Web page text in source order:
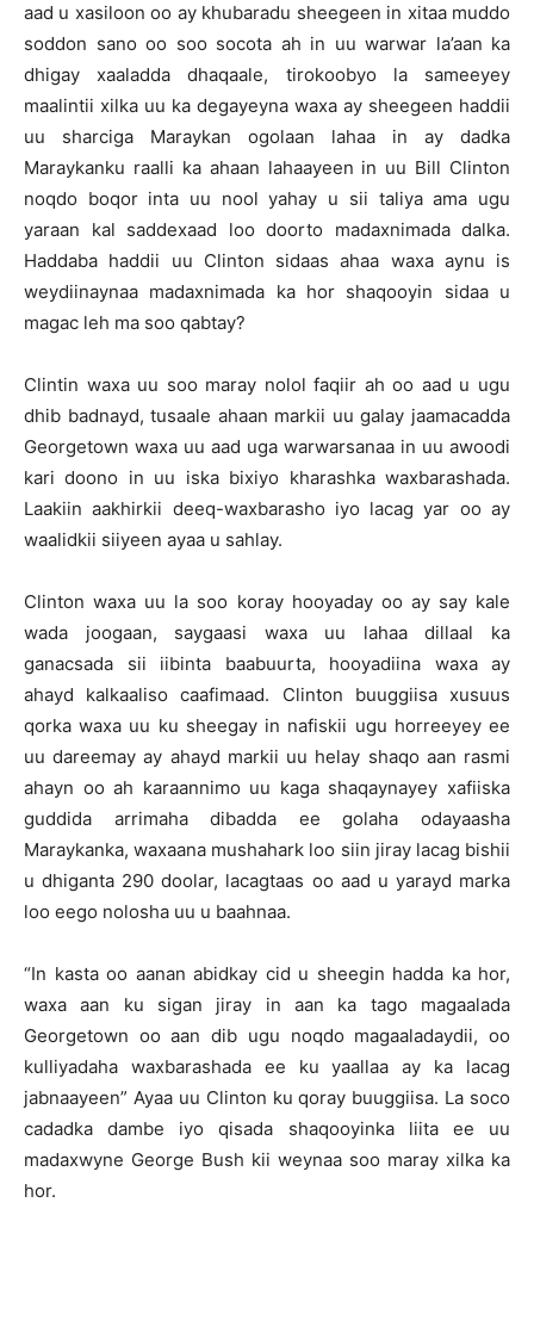
aad u xasiloon oo ay khubaradu sheegeen in xitaa muddo
soddon sano oo soo socota ah in uu warwar la’aan ka
dhigay xaaladda dhaqaale, tirokoobyo la sameeyey
maalintii xilka uu ka degayeyna waxa ay sheegeen haddii
uu sharciga Maraykan ogolaan lahaa in ay dadka
Maraykanku raalli ka ahaan lahaayeen in uu Bill Clinton
noqdo boqor inta uu nool yahay u sii taliya ama ugu
yaraan kal saddexaad loo doorto madaxnimada dalka.
Haddaba haddii uu Clinton sidaas ahaa waxa aynu is
weydiinaynaa madaxnimada ka hor shaqooyin sidaa u
magac leh ma soo qabtay?
Clintin waxa uu soo maray nolol faqiir ah oo aad u ugu
dhib badnayd, tusaale ahaan markii uu galay jaamacadda
Georgetown waxa uu aad uga warwarsanaa in uu awoodi
kari doono in uu iska bixiyo kharashka waxbarashada.
Laakiin aakhirkii deeq-waxbarasho iyo lacag yar oo ay
waalidkii siiyeen ayaa u sahlay.
Clinton waxa uu la soo koray hooyaday oo ay say kale
wada joogaan, saygaasi waxa uu lahaa dillaal ka
ganacsada sii iibinta baabuurta, hooyadiina waxa ay
ahayd kalkaaliso caafimaad. Clinton buuggiisa xusuus
qorka waxa uu ku sheegay in nafiskii ugu horreeyey ee
uu dareemay ay ahayd markii uu helay shaqo aan rasmi
ahayn oo ah karaannimo uu kaga shaqaynayey xafiiska
guddida arrimaha dibadda ee golaha odayaasha
Maraykanka, waxaana mushahark loo siin jiray lacag bishii
u dhiganta 290 doolar, lacagtaas oo aad u yarayd marka
loo eego nolosha uu u baahnaa.
“In kasta oo aanan abidkay cid u sheegin hadda ka hor,
waxa aan ku sigan jiray in aan ka tago magaalada
Georgetown oo aan dib ugu noqdo magaaladaydii, oo
kulliyadaha waxbarashada ee ku yaallaa ay ka lacag
jabnaayeen” Ayaa uu Clinton ku qoray buuggiisa. La soco
cadadka dambe iyo qisada shaqooyinka liita ee uu
madaxwyne George Bush kii weynaa soo maray xilka ka
hor.